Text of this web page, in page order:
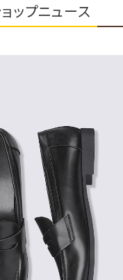
ョップニュース